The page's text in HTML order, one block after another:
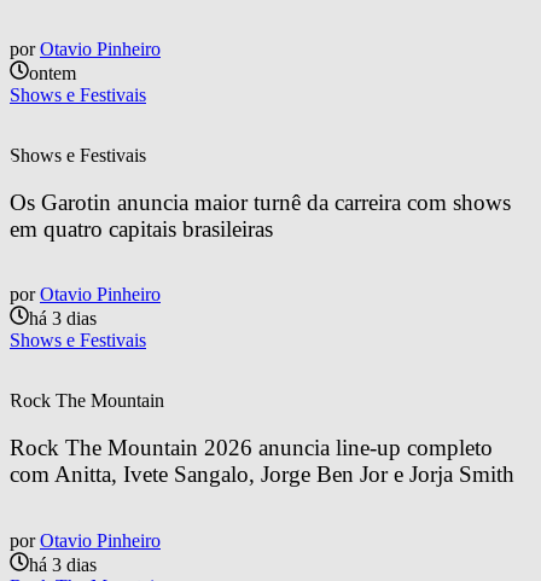
por Otavio Pinheiro
ontem
Shows e Festivais
Shows e Festivais
Os Garotin anuncia maior turnê da carreira com shows
em quatro capitais brasileiras
por Otavio Pinheiro
há 3 dias
Shows e Festivais
Rock The Mountain
Rock The Mountain 2026 anuncia line-up completo
com Anitta, Ivete Sangalo, Jorge Ben Jor e Jorja Smith
por Otavio Pinheiro
há 3 dias